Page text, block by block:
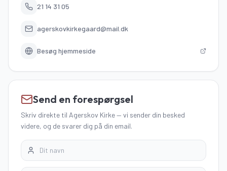
21 14 31 05
agerskovkirkegaard@mail.dk
Besøg hjemmeside
Send en forespørgsel
Skriv direkte til Agerskov Kirke— vi sender din besked
videre, og de svarer dig på din email.